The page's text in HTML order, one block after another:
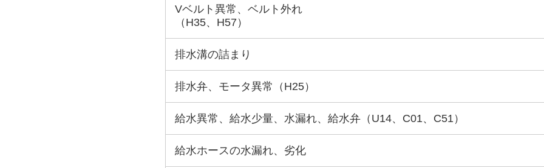
Vベルト異常、ベルト外れ
（H35、H57）
排水溝の詰まり
排水弁、モータ異常（H25）
給水異常、給水少量、水漏れ、給水弁（U14、C01、C51）
給水ホースの水漏れ、劣化